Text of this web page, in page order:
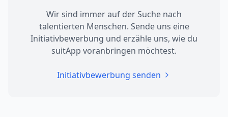
Wir sind immer auf der Suche nach
talentierten Menschen. Sende uns eine
Initiativbewerbung und erzähle uns, wie du
suitApp voranbringen möchtest.
Initiativbewerbung senden